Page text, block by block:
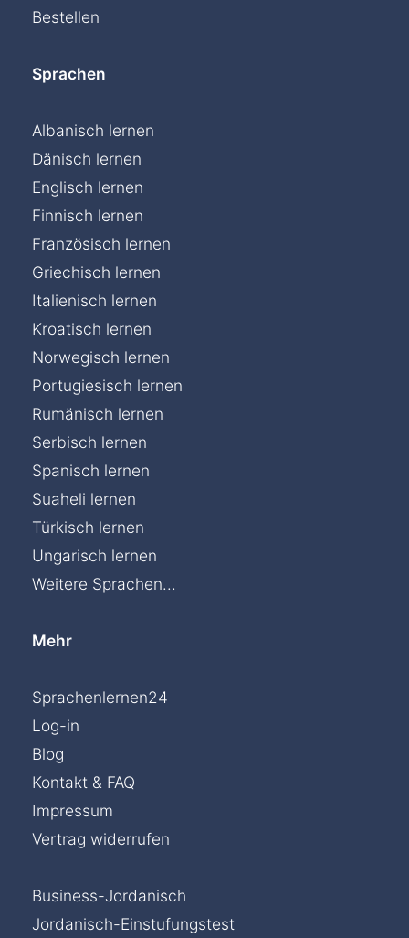
Bestellen
Sprachen
Albanisch lernen
Dänisch lernen
Englisch lernen
Finnisch lernen
Französisch lernen
Griechisch lernen
Italienisch lernen
Kroatisch lernen
Norwegisch lernen
Portugiesisch lernen
Rumänisch lernen
Serbisch lernen
Spanisch lernen
Suaheli lernen
Türkisch lernen
Ungarisch lernen
Weitere Sprachen...
Mehr
Sprachenlernen24
Log-in
Blog
Kontakt & FAQ
Impressum
Vertrag widerrufen
Business-Jordanisch
Jordanisch-Einstufungstest